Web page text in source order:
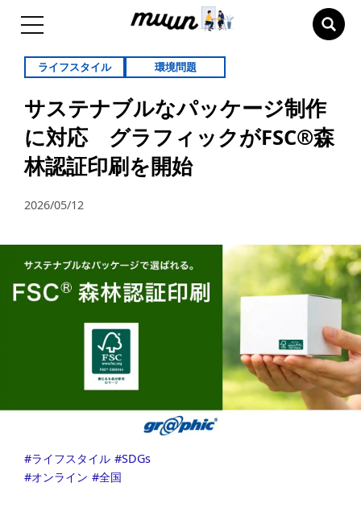
ライフスタイル 環境問題
サステナブルなパッケージ制作
に対応 グラフィックがFSC®森
林認証印刷を開始
2026/05/12
ライフスタイル
SDGs
オンライン
全国